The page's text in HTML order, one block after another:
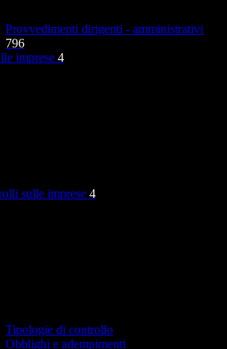
Provvedimenti dirigenti - amministrativi
796
imprese 4
sulle imprese 4
Tipologie di controllo
Obblighi e adempimenti